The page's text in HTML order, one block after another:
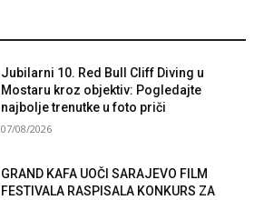
Jubilarni 10. Red Bull Cliff Diving u
Mostaru kroz objektiv: Pogledajte
najbolje trenutke u foto priči
07/08/2026
GRAND KAFA UOČI SARAJEVO FILM
FESTIVALA RASPISALA KONKURS ZA